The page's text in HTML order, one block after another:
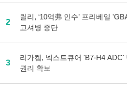
2
릴리, ‘10억弗 인수’ 프리베일
고셔병 중단
3
리가켐, 넥스트큐어 'B7-H4 ADC'
권리 확보